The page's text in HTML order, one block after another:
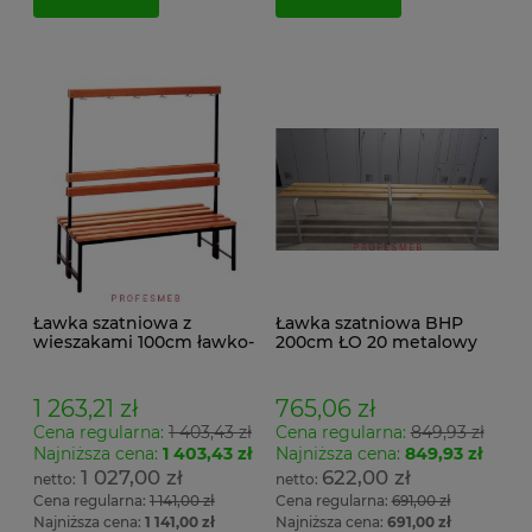
Ławka szatniowa z
wieszakami 100cm ławko-
1 263,21 zł
Cena regularna: 1 403,43 zł
Najniższa cena: 1 403,43 zł
1 027,00 zł
Cena regularna: 1 141,00 zł
Najniższa cena: 1 141,00 zł
Ławka szatniowa BHP
200cm ŁO 20 metalowy
765,06 zł
Cena regularna:849,93 zł
Najniższa cena: 849,93 zł
622,00 zł
Cena regularna:691,00 zł
Najniższa cena: 691,00 zł